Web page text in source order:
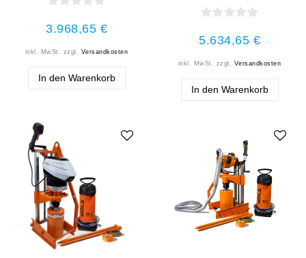
3.968,65 €
inkl. MwSt. zzgl. Versandkosten
In den Warenkorb
5.634,65 €
inkl. MwSt. zzgl. Versandkosten
In den Warenkorb